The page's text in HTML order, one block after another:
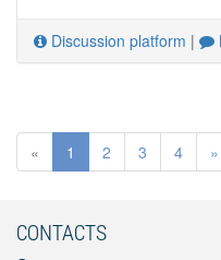
Discussion platform |
« 1 2 3 4 »
CONTACTS